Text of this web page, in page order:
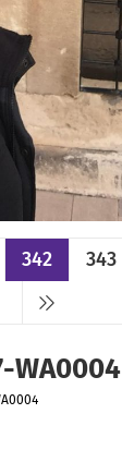
342 343
WA0004